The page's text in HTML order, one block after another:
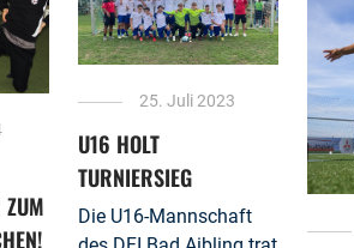
ZUM
25. Juli 2023
U16 HOLT
TURNIERSIEG
Die U16-Mannschaft